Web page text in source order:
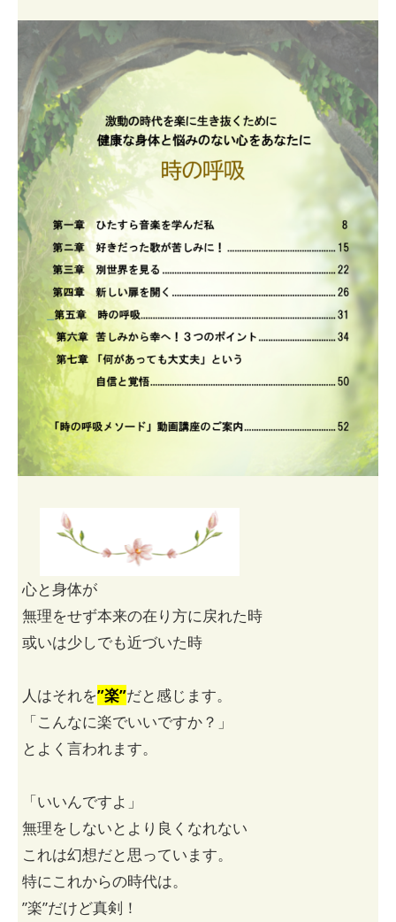
心と身体が
無理をせず本来の在り方に戻れた時
或いは少しでも近づいた時
人はそれを”楽”だと感じます。
「こんなに楽でいいですか？」
とよく言われます。
「いいんですよ」
無理をしないとより良くなれない
これは幻想だと思っています。
特にこれからの時代は。
”楽”だけど真剣！